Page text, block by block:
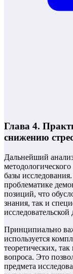
Глава 4.
снижению
Дальнейший
базы
проблематике
позиций, что
знания, так и
исследовательской
Принципиально
используется
теоретических,
вопроса. Это
предмета